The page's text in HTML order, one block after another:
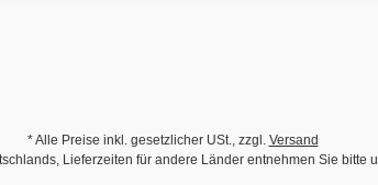
* Alle Preise inkl. gesetzlicher USt., zzgl. Versand
Lieferzeiten für andere Länder entnehmen Sie bitte